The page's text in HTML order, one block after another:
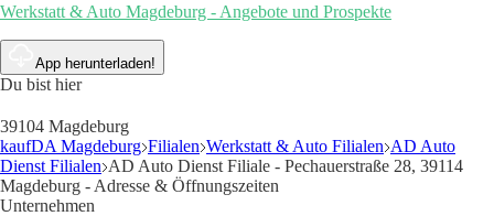
Werkstatt & Auto Magdeburg - Angebote und Prospekte
App herunterladen!
Du bist hier
39104 Magdeburg
kaufDA Magdeburg Filialen Werkstatt & Auto Filialen AD Auto
Dienst Filialen AD Auto Dienst Filiale - Pechauerstraße 28, 39114
Magdeburg - Adresse & Öffnungszeiten
Unternehmen